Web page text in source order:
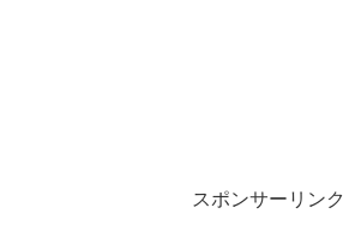
スポンサーリンク